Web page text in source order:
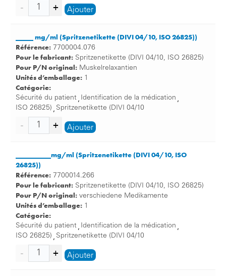
augmentant la sécurité des patients.
La sécurité du patient: les produits adaptés à la
Optez en faveur des traitements médicaux sans erreur et
d’une prise en charge médicale sans danger avec les
produits qui permettent de garantir la sécurité des
patients.
Vous cherchez des bracelets d’identification de haute
qualité ? Et souhaitez optimiser le marquage de vos
médicaments ? Jetez donc un coup d’œil sur la vaste
gamme de notre boutique en ligne.
rapide qui vous permettront d’appréhender votre
problème de sécurité aussi rapidement que possible.
Ajouter
_____ mg/ml (Spritzenetikette (DIVI 04/10, ISO 26825))
Référence: 7700004.076
Pour le fabricant: Spritzenetikette (DIVI 04/10, ISO 26825)
Pour P/N original: Muskelrelaxantien
Unités d’emballage: 1
Catégorie:
Sécurité du patient , Identification de la médication ,
ISO 26825) , Spritzenetikette (DIVI 04/10
Ajouter
__________mg/ml (Spritzenetikette (DIVI 04/10, ISO
26825))
Référence: 7700014.266
Pour le fabricant: Spritzenetikette (DIVI 04/10, ISO 26825)
Pour P/N original: verschiedene Medikamente
Unités d’emballage: 1
Catégorie:
Sécurité du patient , Identification de la médication ,
ISO 26825) , Spritzenetikette (DIVI 04/10
Ajouter